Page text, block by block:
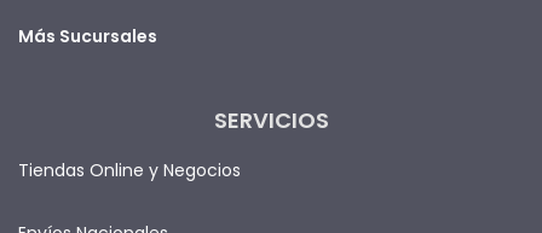
Más Sucursales
SERVICIOS
Tiendas Online y Negocios